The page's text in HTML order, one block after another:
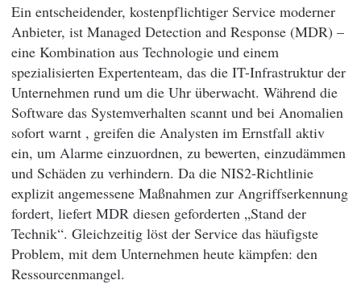
Ein entscheidender, kostenpflichtiger Service moderner
Anbieter, ist Managed Detection and Response (MDR) –
eine Kombination aus Technologie und einem
spezialisierten Expertenteam, das die IT-Infrastruktur der
Unternehmen rund um die Uhr überwacht. Während die
Software das Systemverhalten scannt und bei Anomalien
sofort warnt , greifen die Analysten im Ernstfall aktiv
ein, um Alarme einzuordnen, zu bewerten, einzudämmen
und Schäden zu verhindern. Da die NIS2-Richtlinie
explizit angemessene Maßnahmen zur Angriffserkennung
fordert, liefert MDR diesen geforderten „Stand der
Technik“. Gleichzeitig löst der Service das häufigste
Problem, mit dem Unternehmen heute kämpfen: den
Ressourcenmangel.